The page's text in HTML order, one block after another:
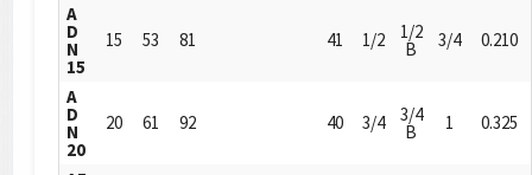
A
D
N
15
15 53 81 41 1/2 1/2
B 3/4 0.210
A
D
N
20
20 61 92 40 3/4 3/4
B 1 0.325